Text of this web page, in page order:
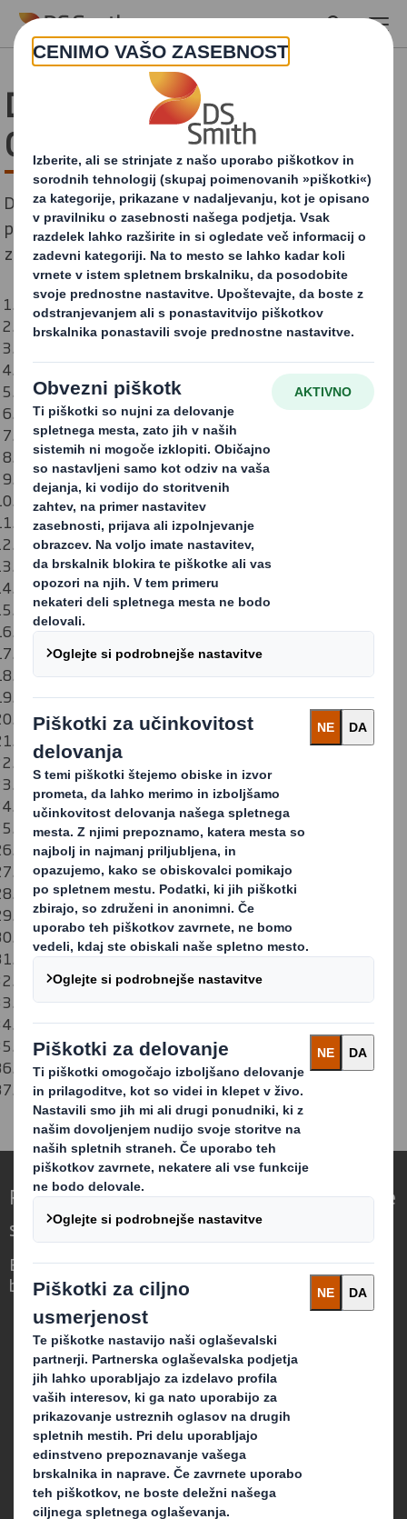
Skip to main content
DS Smith Group of
Companies
DS Smith se nanaša na DS Smith Limited ter njegove
podružnice. Skupina podjetij DS Smith, ki se uporablja
za tržne namene, med drugim vključuje:
DS Smith Limited
DS Smith Packaging Austria GmbH
DS Smith Packaging Belgium N.V.
DS Smith Packaging Marketing N.V.
DS Smith Packaging BH d.o.o. Sarajevo
DS Smith Bulgaria S.A.
DS Smith Belišće Croatia d.o.o.
DS Smith Packaging Czech Republic s.r.o.
DS Smith Packaging Denmark A/S
DS Smith Packaging Estonia AS
DS Smith Packaging Finland Oy
DS Smith Packaging France
DS Smith Packaging Deutschland Stiftung & Co. KG
DS Smith Hellas S.A.
DS Smith Packaging Hungary Kft.
DS Smith Packaging Italia SpA
SIA DS Smith Packaging Latvia
UAB DS Smith Packaging Lithuania
DS Smith (Luxembourg) S.à r.l.
DS Smith Packaging Netherlands B.V.
DS Smith AD Skopje,
DS Smith Polska sp. z o.o.
DS Smith Packaging Portugal, S.A.
DS Smith Packaging Romania S.R.L.
DS Smith Packaging d.o.o. Kruševac
DS Smith Turpak Obaly, a.s.
DS Smith Slovenija d.o.o.
DS Smith Packaging Holding S.L.U.
DS Smith Packaging Sweden AB
DS Smith Packaging Switzerland AG
DS Smith Ambalaj A.Ş.
DS Smith (UK) Limited
DS Smith Paper Limited
DS Smith Business Services Limited
DS Smith Recycling UK Limited
DS Smith North America Shared Services, LLC
Preoblikovanje embalaže za spreminjajoči se
svet
Embalaža za nas ni le ovoj. Je vizija
boljšega sveta.
Kdo smo
O nas
Trajnost
Novice
Kariera